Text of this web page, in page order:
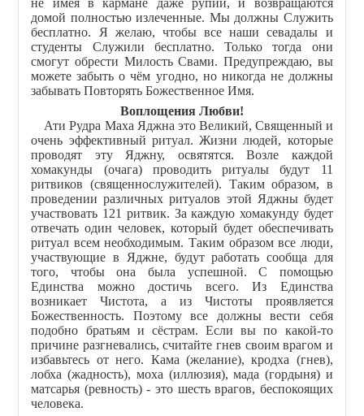
не имея в кармане даже рупии, и возвращаются
домой полностью излеченные. Мы должны Служить
бесплатно. Я желаю, чтобы все наши севадалы и
студенты Служили бесплатно. Только тогда они
смогут обрести Милость Свами. Предупреждаю, вы
можете забыть о чём угодно, но никогда не должны
забывать Повторять Божественное Имя.
Воплощения Любви!
Ати Рудра Маха Яджна это Великий, Священный и
очень эффективный ритуал. Жизни людей, которые
проводят эту Яджну, освятятся. Возле каждой
хомакунды (очага) проводить ритуалы будут 11
ритвиков (священнослужителей). Таким образом, в
проведении различных ритуалов этой Яджны будет
участвовать 121 ритвик. За каждую хомакунду будет
отвечать один человек, который будет обеспечивать
ритуал всем необходимым. Таким образом все люди,
участвующие в Яджне, будут работать сообща для
того, чтобы она была успешной. С помощью
Единства можно достичь всего. Из Единства
возникает Чистота, а из Чистоты проявляется
Божественность. Поэтому все должны вести себя
подобно братьям и сёстрам. Если вы по какой-то
причине разгневались, считайте гнев своим врагом и
избавьтесь от него. Кама (желание), кродха (гнев),
лобха (жадность), моха (иллюзия), мада (гордыня) и
матсарья (ревность) - это шесть врагов, беспокоящих
человека.